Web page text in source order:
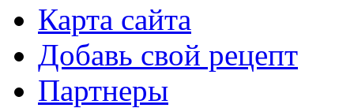
Карта сайта
Добавь свой рецепт
Партнеры